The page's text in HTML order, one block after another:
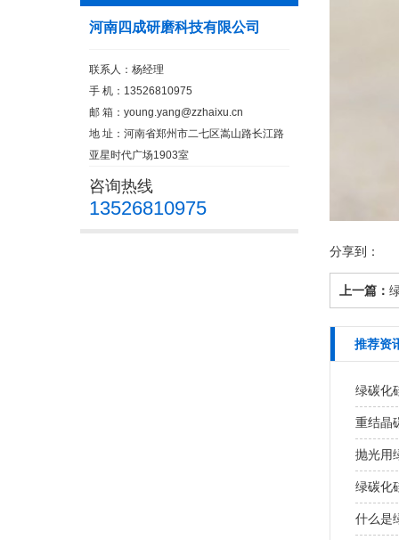
河南四成研磨科技有限公司
联系人：杨经理
手 机：13526810975
邮 箱： young.yang@zzhaixu.cn
地 址：河南省郑州市二七区嵩山路长江路
亚星时代广场1903室
咨询热线
13526810975
分享到：
上一篇：
推荐资
绿碳化
重结晶
抛光用
绿碳化
什么是